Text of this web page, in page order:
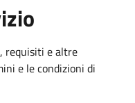
requisiti e altre
e le condizioni di